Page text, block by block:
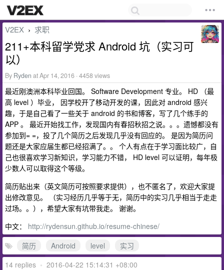
V2EX › 求职
211+本科留学党求 Android 坑（实习可
以）
By Ryden at Apr 14, 2016 · 4458 views
最近刚澳洲本科毕业回国。 Software Development 专业。 HD （最
高 level ）毕业， 因学校开了移动开发的课，因此对 android 感兴
趣，于是自己看了一些关于 android 的书和博客，写了几个练手的
APP 。 最近开始找工作，发现国内有春招秋招之说。。。遗憾都没有
参加到= =，投了几个简历之后发现几乎没有回应的。 是因为简历问
题还是大家应届生都已经招满了。。 个人有点在于学习面比较广，自
己也很喜欢学习新知识，学习能力不错， HD level 可以证明，每年极
少数人可以取得这个等级。
简历贴出来（英文简历可按照要求提供），也不匿名了，欢迎大家提
出修改意见。 （实习经历几乎等于无，简历中的实习几乎相当于走走
过场。。），希望大家有坑带我走。 谢谢。
中文： http://rydensun.github.io/resume-chinese/
简历
Android level
实习
14 replies • 2016-04-22 15:14:31 +08:00